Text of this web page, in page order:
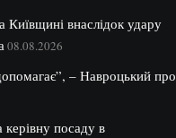
Київщині внаслідок удару
08.08.2026
– Навроцький про
керівну посаду в